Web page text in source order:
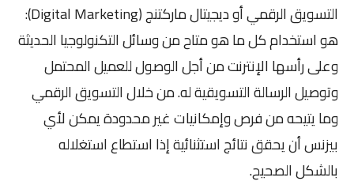
التسويق الرقمي أو ديجيتال ماركتنج (Digital Marketing):
هو استخدام كل ما هو متاح من وسائل التكنولوجيا الحديثة
وعلى رأسها الإنترنت من أجل الوصول للعميل المحتمل
وتوصيل الرسالة التسويقية له. من خلال التسويق الرقمي
وما يتيحه من فرص وإمكانيات غير محدودة يمكن لأي
بيزنس أن يحقق نتائج استثنائية إذا استطاع استغلاله
بالشكل الصحيح.